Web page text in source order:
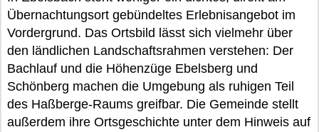
Übernachtungsort gebündeltes Erlebnisangebot im
Vordergrund. Das Ortsbild lässt sich vielmehr über
den ländlichen Landschaftsrahmen verstehen: Der
Bachlauf und die Höhenzüge Ebelsberg und
Schönberg machen die Umgebung als ruhigen Teil
des Haßberge-Raums greifbar. Die Gemeinde stellt
außerdem ihre Ortsgeschichte unter dem Hinweis auf